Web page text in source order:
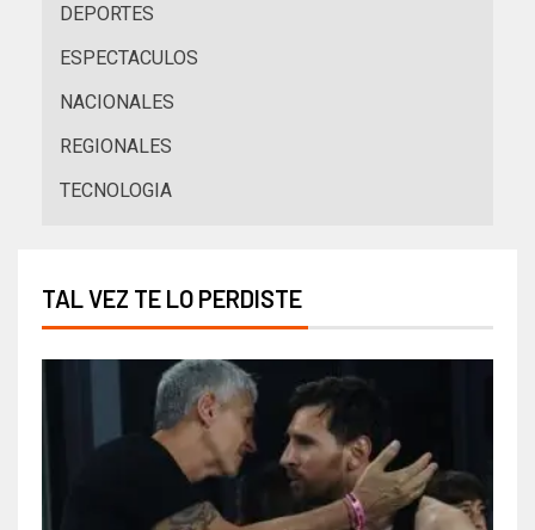
DEPORTES
ESPECTACULOS
NACIONALES
REGIONALES
TECNOLOGIA
TAL VEZ TE LO PERDISTE